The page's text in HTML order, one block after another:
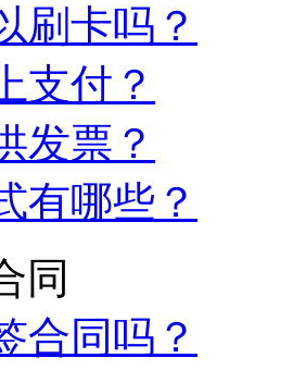
刷卡吗？
支付？
发票？
有哪些？
同
合同吗？